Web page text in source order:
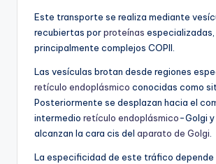
Este transporte se realiza mediante
recubiertas porproteínas especializadas,
principalmente complejos COPII.
Las vesículas brotan desde regiones
retículo endoplásmico conocidas como
Posteriormente se desplazan hacia el
intermedio retículo endoplásmico-Golgi
alcanzan la cara cis del aparato de Golgi
La especificidad de este tráfico depende